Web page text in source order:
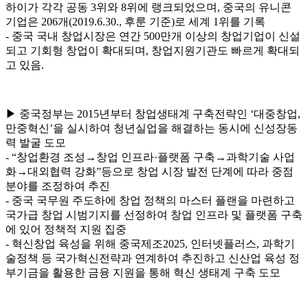
하이가 각각 공동 3위와 8위에 랭크되었으며, 중국의 유니콘
기업은 206개(2019.6.30., 후룬 기준)로 세계 1위를 기록
- 중국 국내 창업시장은 연간 500만개 이상의 창업기업이 신설
되고 기회형 창업이 확대되며, 창업지원기관도 빠르게 확대되
고 있음.
▶ 중국정부는 2015년부터 창업생태계 구축전략인 ‘대중창업,
만중혁신’을 실시하여 청년실업을 해결하는 동시에 신성장동
력 발굴 도모
- “창업환경 조성→창업 인프라·플랫폼 구축→과학기술 사업
화→대외협력 강화”등으로 창업 시장 발전 단계에 따라 중점
분야를 조정하여 추진
- 중국 국무원 주도하에 창업 정책의 마스터 플랜을 마련하고
국가급 창업 시범기지를 선정하여 창업 인프라 및 플랫폼 구축
에 있어 정책적 지원 집중
- 혁신창업 육성을 위해 중국제조2025, 인터넷플러스, 과학기
술정책 등 국가혁신전략과 연계하여 추진하고 신산업 육성 정
부기금을 활용한 금융 지원을 통해 혁신 생태계 구축 도모